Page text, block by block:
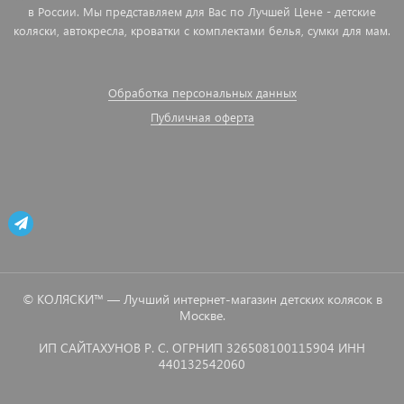
в России. Мы представляем для Вас по Лучшей Цене - детские
коляски, автокресла, кроватки с комплектами белья, сумки для мам.
Обработка персональных данных
Публичная оферта
© КОЛЯСКИ™ — Лучший интернет-магазин детских колясок в
Москве.
ИП САЙТАХУНОВ Р. С. ОГРНИП 326508100115904 ИНН
440132542060